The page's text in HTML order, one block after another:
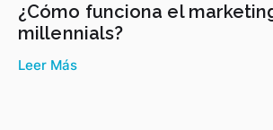
¿Cómo funciona el
millennials?
Leer Más